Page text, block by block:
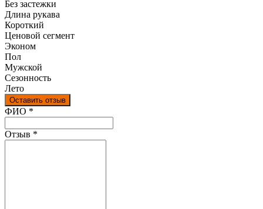
Без застежки
Длина рукава
Короткий
Ценовой сегмент
Эконом
Пол
Мужской
Сезонность
Лето
Оставить отзыв
Ваш отзыв был отправлен!
ФИО *
Отзыв *